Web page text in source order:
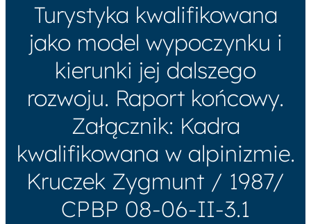
Turystyka kwalifikowana
jako model wypoczynku i
kierunki jej dalszego
rozwoju. Raport końcowy.
Załącznik: Kadra
kwalifikowana w alpinizmie.
Kruczek Zygmunt / 1987/
CPBP 08-06-II-3.1